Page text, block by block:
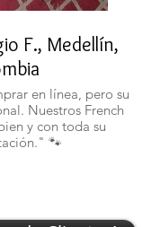
F., Medellín,
en línea, pero su
Nuestros French
y con toda su
🐾